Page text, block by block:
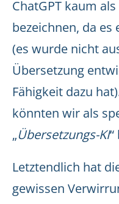
ChatGPT kaum als
bezeichnen, da
(es wurde nicht
Übersetzung
Fähigkeit dazu
könnten wir als
„Übersetzungs-KI
Letztendlich hat
gewissen